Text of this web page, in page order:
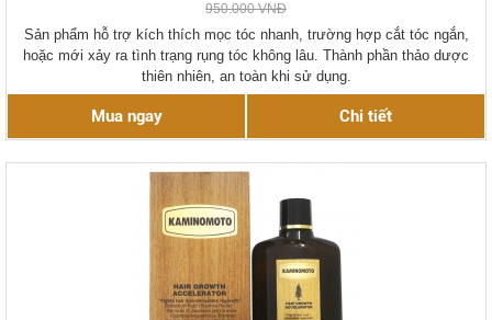
950.000 VNĐ
Sản phẩm hỗ trợ kích thích mọc tóc nhanh, trường hợp cắt tóc ngắn,
hoặc mới xảy ra tình trạng rụng tóc không lâu. Thành phần thảo dược
thiên nhiên, an toàn khi sử dụng.
Mua ngay Chi tiết